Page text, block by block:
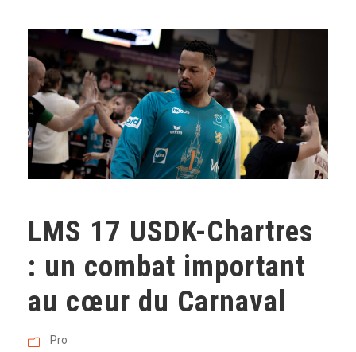
LMS 17 USDK-Chartres
: un combat important
au cœur du Carnaval
Pro